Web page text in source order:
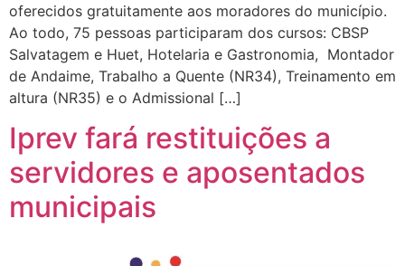
oferecidos gratuitamente aos moradores do município.
Ao todo, 75 pessoas participaram dos cursos: CBSP
Salvatagem e Huet, Hotelaria e Gastronomia, Montador
de Andaime, Trabalho a Quente (NR34), Treinamento em
altura (NR35) e o Admissional […]
Iprev fará restituições a
servidores e aposentados
municipais